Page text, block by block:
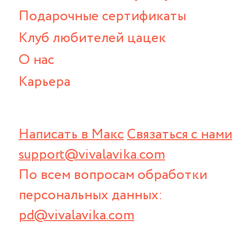
Написать в МаксСвязаться с нами
support@vivalavika.com
По всем вопросам обработки
персональных данных:
pd@vivalavika.com
Подарочные сертификаты
Клуб любителей цацек
О нас
Карьера